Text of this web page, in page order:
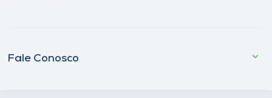
Fale Conosco